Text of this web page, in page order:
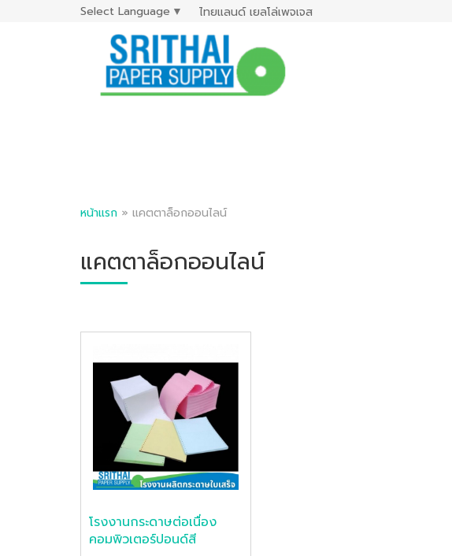
Select Language ▼ ไทยแลนด์ เยลโล่เพจเจส
หน้าแรก » แคตตาล็อกออนไลน์
แคตตาล็อกออนไลน์
โรงงานกระดาษต่อเนื่อง
คอมพิวเตอร์ปอนด์สี